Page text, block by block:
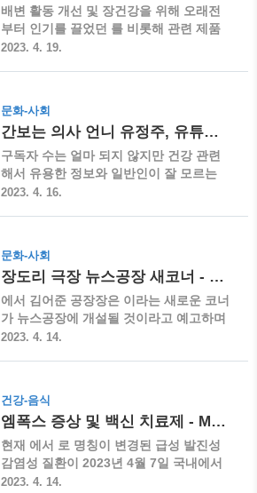
월 발견되어 현재 미국, 한국, 일본, 호주,
중국, 싱가포르, 홍콩, 인도 등 최소 29개
국에서도 발견되고 있으며 목동자리의 가
명 대에서 최근 1만 명대로 100배 이상..
배변 활동 개선 및 장건강을 위해 오래전
부터 인기를 끌었던 를 비롯해 관련 제품
들을 알아보고 상대적으로 미궁 등의 고가
▶ 차전자피는 질경이 씨앗의 껍질로 콜레
스테롤 개선 및 배변활동을 원활하게 하는
기능성을 인정받아 건강기능식품으로 널
리 이용되고 있습니다. 특히 수분과 만나
40배 이상으로 팽창하는 성질을 이용해 변
수입하고 있습니다. ▶ 이러한 차전자피
제품 중에 가장 많이 알려진 것이 < 미궁
365 대장사랑 차전자피 식이섬유..
2023. 4. 19.
문화-사회
간보는 의사 언니 유정주, 유튜브 채널 소개
구독자 수는 얼마 되지 않지만 건강 관련
해서 유용한 정보와 일반인이 잘 모르는
의사 생활 등에 대한 이야기들을 재미있고
다. 간보는 의사 언니 유정주 유튜브 ▶ 유
튜브 채널 운영자인 유정주 교수는 현재
부천 순천향대학병원의 소화기내과에서
급성 및 만성 바이러스 간염(B형, C형), 간
경변, 지방간, 간암 분야를 진료하는 의사
CEO이기도 합니다. ▶ 현재 유튜브 채널
의 구독자 수는 약 1.1만 명으로 2019년
10월 12일 첫 방..
2023. 4. 16.
문화-사회
장도리 극장 뉴스공장 새코너 - 박순찬 이상민
에서 김어준 공장장은 이라는 새로운 코너
가 뉴스공장에 개설될 것이라고 예고하며
주요 인물의 만화 컷을 공개했습니다. 출
년 4월 14일(금) 에서 뉴스공장 새 코너로
개설을 예고했습니다. 방송은 2023년 4월
17일(월)부터 예정이며, 출연진은 아래 그
림에서 보듯이 문재인 대통령, 이재명 민
주당 당대표, 이명박, 박근혜, 한동훈, 안철
2023. 4. 14.
건강-음식
엠폭스 증상 및 백신 치료제 - MPOX 원숭이두창
현재 에서 로 명칭이 변경된 급성 발진성
감염성 질환이 2023년 4월 7일 국내에서
첫 감염자가 발생한 이후 계속 확산되고
2023. 4. 14.